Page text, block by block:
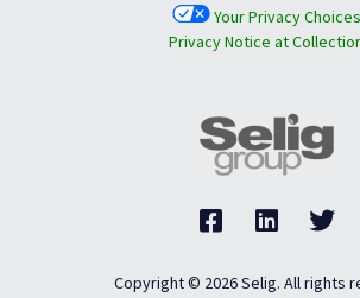
Your Privacy Choices
Privacy Notice at
Copyright © 2026 Selig. All rights